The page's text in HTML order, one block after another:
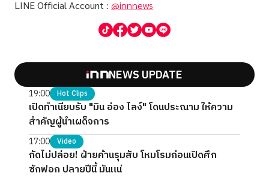
LINE Official Account : @innnews
NEWS UPDATE
19:00 Hot Clips
เปิดทำเนียบรับ "มิน อ่อง ไลง์" โดนประณาม ให้ความ
สำคัญผู้นำเผด็จการ
17:00 Video
กัดไม่ปล่อย! ฝ่ายค้านรุมสับ โหมโรมก่อนเปิดศึก
ซักฟอก ปลายปีนี้ มันแน่